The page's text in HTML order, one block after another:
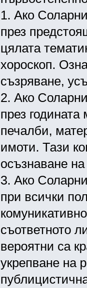
1. Ако
през
цялата
хороскоп.
съзряване,
2. Ако
през годината
печалби,
имоти. Тази
осъзнаване
3. Ако
при всички
съответното
вероятни са
укрепване на